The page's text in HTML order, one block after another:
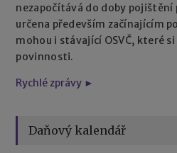
nezapočítává do doby pojištění
určena především začínajícím
mohou i stávající OSVČ, které
povinnosti.
Rychlé zprávy ►
Daňový kalendář